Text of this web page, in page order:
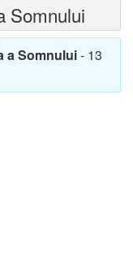
Somnului
a Somnului- 13